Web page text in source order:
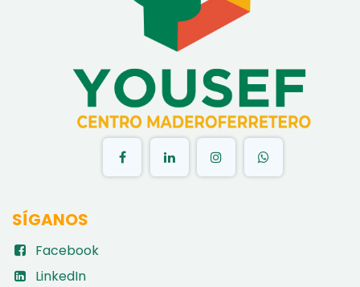
SÍGANOS
Facebook
LinkedIn